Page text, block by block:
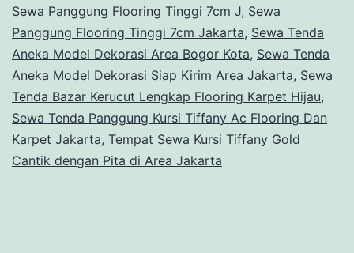
Sewa Panggung Flooring Tinggi 7cm J, Sewa
Panggung Flooring Tinggi 7cm Jakarta, Sewa Tenda
Aneka Model Dekorasi Area Bogor Kota, Sewa Tenda
Aneka Model Dekorasi Siap Kirim Area Jakarta, Sewa
Tenda Bazar Kerucut Lengkap Flooring Karpet Hijau,
Sewa Tenda Panggung Kursi Tiffany Ac Flooring Dan
Karpet Jakarta, Tempat Sewa Kursi Tiffany Gold
Cantik dengan Pita di Area Jakarta